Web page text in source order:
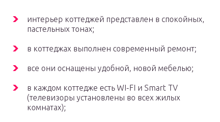
интерьер коттеджей представлен в спокойных,
пастельных тонах;
в коттеджах выполнен современный ремонт;
все они оснащены удобной, новой мебелью;
в каждом коттедже есть WI-FI и Smart TV
(телевизоры установлены во всех жилых
комнатах);